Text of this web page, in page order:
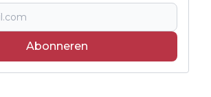
Abonneren